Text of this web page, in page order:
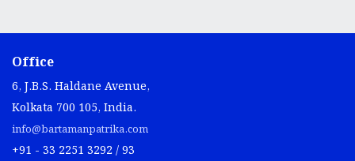
Office
6, J.B.S. Haldane Avenue,
Kolkata 700 105, India.
info@bartamanpatrika.com
+91 - 33 2251 3292 / 93